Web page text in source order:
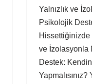
Yalnızlık ve
Psikolojik
Hissettiğinizde
ve İzolasyonla
Destek: